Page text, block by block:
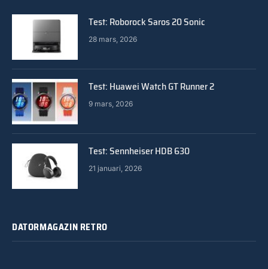
Test: Roborock Saros 20 Sonic
28 mars, 2026
Test: Huawei Watch GT Runner 2
9 mars, 2026
Test: Sennheiser HDB 630
21 januari, 2026
DATORMAGAZIN RETRO